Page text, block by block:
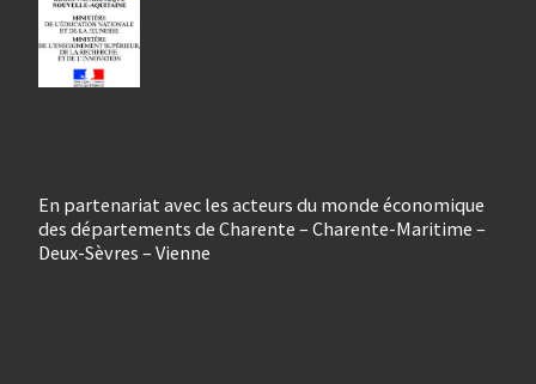
En partenariat avec les acteurs du monde économique
des départements de Charente – Charente-Maritime –
Deux-Sèvres – Vienne